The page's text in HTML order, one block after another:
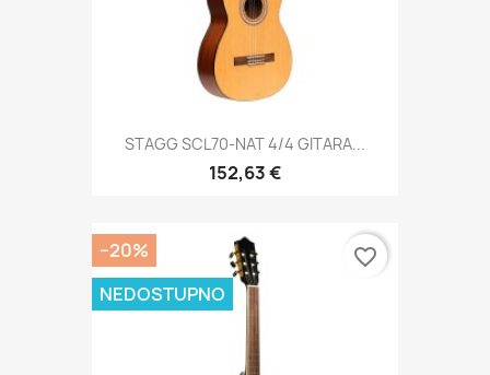
STAGG SCL70-NAT 4/4 GITARA...
152,63 €
−20%
NEDOSTUPNO
favorite_border